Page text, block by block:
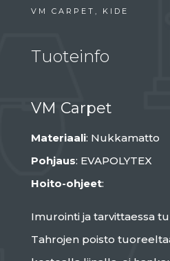
VM CARPET, KIDE
Tuoteinfo
VM Carpet
Materiaali: Nukkamatto
Pohjaus: EVAPOLYTEX
Hoito-ohjeet:
Imurointi ja tarvittaessa
Tahrojen poisto